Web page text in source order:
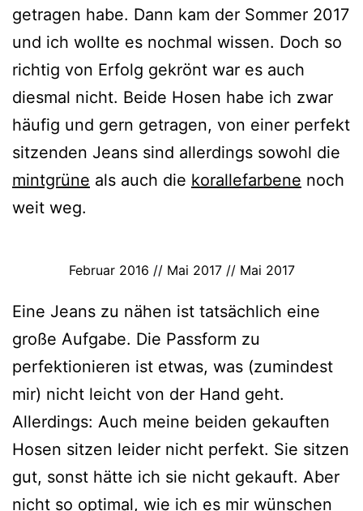
getragen habe. Dann kam der Sommer 2017
und ich wollte es nochmal wissen. Doch so
richtig von Erfolg gekrönt war es auch
diesmal nicht. Beide Hosen habe ich zwar
häufig und gern getragen, von einer perfekt
sitzenden Jeans sind allerdings sowohl die
mintgrüne als auch die korallefarbene noch
weit weg.
Februar 2016 // Mai 2017 // Mai 2017
Eine Jeans zu nähen ist tatsächlich eine
große Aufgabe. Die Passform zu
perfektionieren ist etwas, was (zumindest
mir) nicht leicht von der Hand geht.
Allerdings: Auch meine beiden gekauften
Hosen sitzen leider nicht perfekt. Sie sitzen
gut, sonst hätte ich sie nicht gekauft. Aber
nicht so optimal, wie ich es mir wünschen